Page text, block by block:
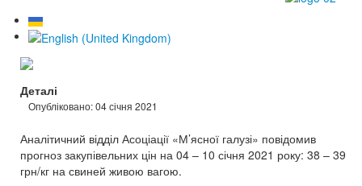
Деталі
Опубліковано: 04 січня 2021
Аналітичний відділ Асоціації «М’ясної галузі» повідомив
прогноз закупівельних цін на 04 – 10 січня 2021 року: 38 – 39
грн/кг на свиней живою вагою.